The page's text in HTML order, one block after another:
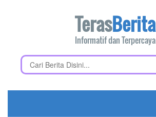
TerasBerita
Informatif dan Terpercaya